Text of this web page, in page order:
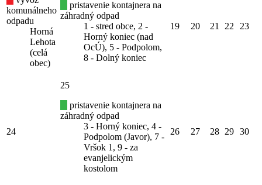
komunálneho
odpadu
Horná
Lehota
(celá
obec)
pristavenie kontajnera na
záhradný odpad
1 - stred obce, 2 -
Horný koniec (nad
OcÚ), 5 - Podpolom,
8 - Dolný koniec
19 20 21 22 23
24
25
pristavenie kontajnera na
záhradný odpad
3 - Horný koniec, 4 -
Podpolom (Javor), 7 -
Vršok 1, 9 - za
evanjelickým
kostolom
26 27 28 29 30